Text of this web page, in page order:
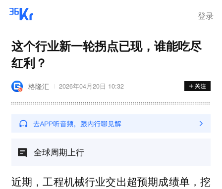
登录
这个行业新一轮拐点已现，谁能吃尽
红利？
格隆汇 2026年04月20日 10:32
全球周期上行
近期，工程机械行业交出超预期成绩单，挖